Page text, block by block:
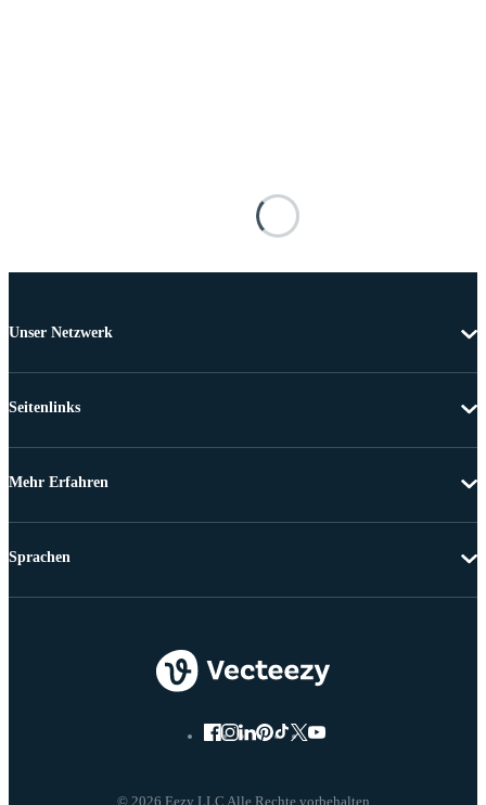
Unser Netzwerk
Seitenlinks
Mehr Erfahren
© 2026 Eezy LLC Alle Rechte vorbehalten
Sprachen